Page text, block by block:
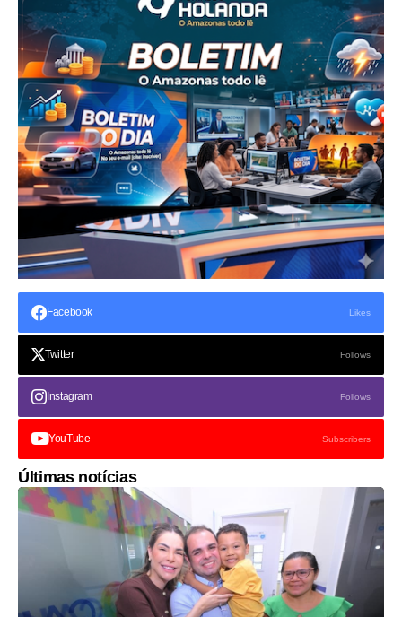
Facebook Likes
Twitter Follows
Instagram Follows
YouTube Subscribers
Últimas notícias